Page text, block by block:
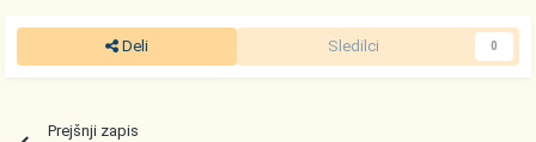
Deli Sledilci 0
Prejšnji zapis